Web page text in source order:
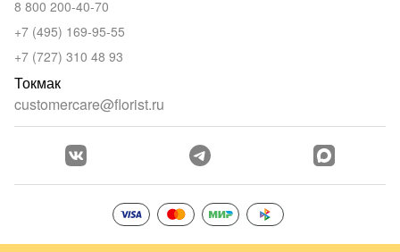
8 800 200-40-70
+7 (495) 169-95-55
+7 (727) 310 48 93
Токмак
customercare@florist.ru